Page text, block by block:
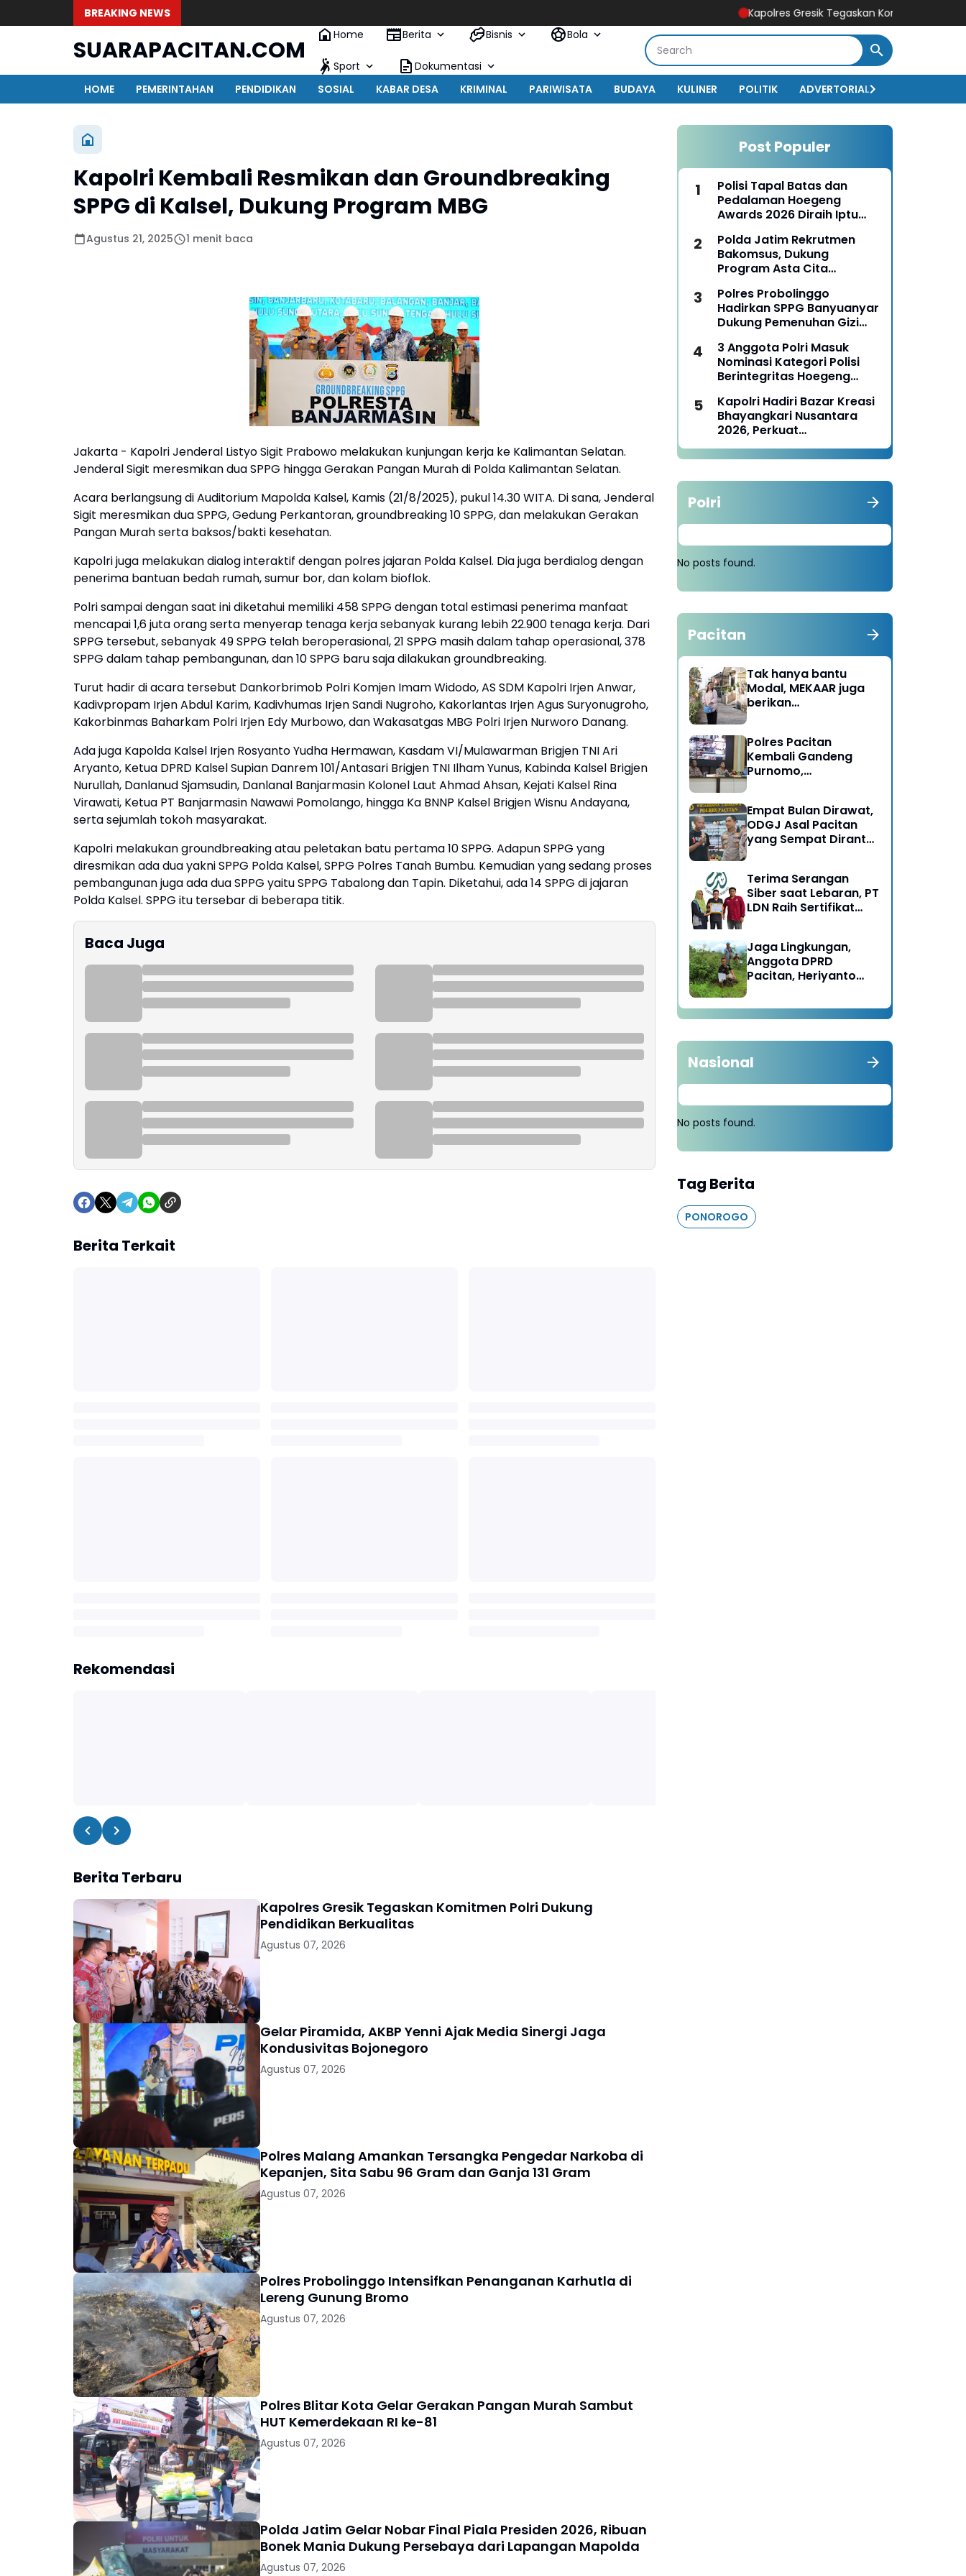
BREAKING NEWS Kapolres Gresik Tegaskan Komitmen Polri Dukung
SUARAPACITAN.COM
Home Berita Bisnis Bola
Sport
Dokumentasi
HOME
PEMERINTAHAN PENDIDIKAN SOSIAL KABAR DESA KRIMINAL PARIWISATA BUDAYA KULINER POLITIK ADVERTORIAL
Kapolri Kembali Resmikan dan Groundbreaking
SPPG di Kalsel, Dukung Program MBG
Agustus 21, 2025 1 menit baca
Jakarta - Kapolri Jenderal Listyo Sigit Prabowo melakukan kunjungan kerja ke Kalimantan Selatan.
Jenderal Sigit meresmikan dua SPPG hingga Gerakan Pangan Murah di Polda Kalimantan Selatan.
Acara berlangsung di Auditorium Mapolda Kalsel, Kamis (21/8/2025), pukul 14.30 WITA. Di sana, Jenderal
Sigit meresmikan dua SPPG, Gedung Perkantoran, groundbreaking 10 SPPG, dan melakukan Gerakan
Pangan Murah serta baksos/bakti kesehatan.
Kapolri juga melakukan dialog interaktif dengan polres jajaran Polda Kalsel. Dia juga berdialog dengan
penerima bantuan bedah rumah, sumur bor, dan kolam bioflok.
Polri sampai dengan saat ini diketahui memiliki 458 SPPG dengan total estimasi penerima manfaat
mencapai 1,6 juta orang serta menyerap tenaga kerja sebanyak kurang lebih 22.900 tenaga kerja. Dari
SPPG tersebut, sebanyak 49 SPPG telah beroperasional, 21 SPPG masih dalam tahap operasional, 378
SPPG dalam tahap pembangunan, dan 10 SPPG baru saja dilakukan groundbreaking.
Turut hadir di acara tersebut Dankorbrimob Polri Komjen Imam Widodo, AS SDM Kapolri Irjen Anwar,
Kadivpropam Irjen Abdul Karim, Kadivhumas Irjen Sandi Nugroho, Kakorlantas Irjen Agus Suryonugroho,
Kakorbinmas Baharkam Polri Irjen Edy Murbowo, dan Wakasatgas MBG Polri Irjen Nurworo Danang.
Ada juga Kapolda Kalsel Irjen Rosyanto Yudha Hermawan, Kasdam VI/Mulawarman Brigjen TNI Ari
Aryanto, Ketua DPRD Kalsel Supian Danrem 101/Antasari Brigjen TNI Ilham Yunus, Kabinda Kalsel Brigjen
Nurullah, Danlanud Sjamsudin, Danlanal Banjarmasin Kolonel Laut Ahmad Ahsan, Kejati Kalsel Rina
Virawati, Ketua PT Banjarmasin Nawawi Pomolango, hingga Ka BNNP Kalsel Brigjen Wisnu Andayana,
serta sejumlah tokoh masyarakat.
Kapolri melakukan groundbreaking atau peletakan batu pertama 10 SPPG. Adapun SPPG yang
diresmikan ada dua yakni SPPG Polda Kalsel, SPPG Polres Tanah Bumbu. Kemudian yang sedang proses
pembangunan juga ada dua SPPG yaitu SPPG Tabalong dan Tapin. Diketahui, ada 14 SPPG di jajaran
Polda Kalsel. SPPG itu tersebar di beberapa titik.
Baca Juga
Berita Terkait
Rekomendasi
Berita Terbaru
Kapolres Gresik Tegaskan Komitmen Polri Dukung
Pendidikan Berkualitas
Agustus 07, 2026
Gelar Piramida, AKBP Yenni Ajak Media Sinergi Jaga
Kondusivitas Bojonegoro
Agustus 07, 2026
Polres Malang Amankan Tersangka Pengedar Narkoba di
Kepanjen, Sita Sabu 96 Gram dan Ganja 131 Gram
Agustus 07, 2026
Polres Probolinggo Intensifkan Penanganan Karhutla di
Lereng Gunung Bromo
Agustus 07, 2026
Polres Blitar Kota Gelar Gerakan Pangan Murah Sambut
HUT Kemerdekaan RI ke-81
Agustus 07, 2026
Polda Jatim Gelar Nobar Final Piala Presiden 2026, Ribuan
Bonek Mania Dukung Persebaya dari Lapangan Mapolda
Agustus 07, 2026
Post Populer
Polisi Tapal Batas dan
Pedalaman Hoegeng
Awards 2026 Diraih Iptu
Pengabdian Humanis di
Nduga
Polda Jatim Rekrutmen
Bakomsus, Dukung
Program Asta Cita
Polres Probolinggo
Hadirkan SPPG Banyuanyar
Dukung Pemenuhan Gizi
3 Anggota Polri Masuk
Nominasi Kategori Polisi
Berintegritas Hoegeng
Kapolri Hadiri Bazar Kreasi
Bhayangkari Nusantara
2026, Perkuat
Pemberdayaan UMKM dan
Budaya Lokal
Polri
No posts found.
Pacitan
Tak hanya bantu
Modal, MEKAAR juga
berikan
Dapur Tetap Ngebul
Polres Pacitan
Kembali Gandeng
Purnomo,
Rehabilitasi
Empat Bulan Dirawat,
ODGJ Asal Pacitan
yang Sempat Dirantai
Terima Serangan
Siber saat Lebaran, PT
LDN Raih Sertifikat
Karesidenan Madiun
Raya
Jaga Lingkungan,
Anggota DPRD
Pacitan, Heriyanto
Tebang 100 Pohon
diganti Tanam 1000
Nasional
No posts found.
Tag Berita
PONOROGO